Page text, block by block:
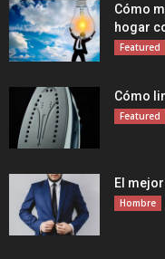
Cómo
hogar
Featured
Cómo
Featured
El
Hombre